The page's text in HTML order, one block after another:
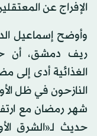
الإفراج عن
وأوضح إسماعيل
ريف دمشق، أن
الغذائية أدى إلى
النازحون في ظل
شهر رمضان مع
حديث لـ«الشرق